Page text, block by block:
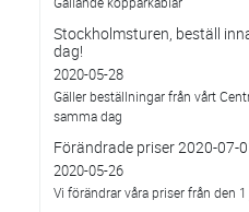
Stockholmsturen, beställ
dag!
2020-05-28
Gäller beställningar från vårt
samma dag
Förändrade priser 2020-07-
2020-05-26
Vi förändrar våra priser från den